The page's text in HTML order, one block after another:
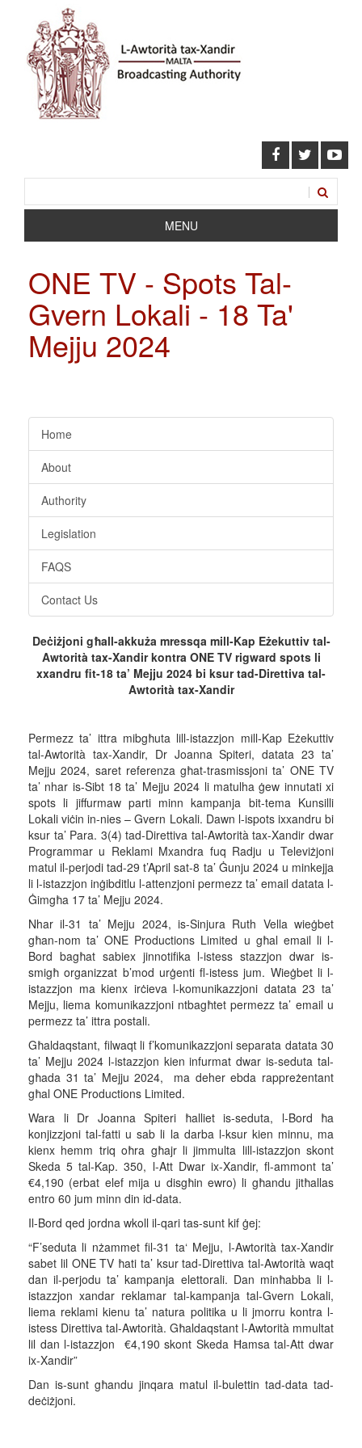
MENU
ONE TV - Spots Tal-
Gvern Lokali - 18 Ta'
Mejju 2024
Home
About
Authority
Legislation
FAQS
Contact Us
Deċiżjoni għall-akkuża mressqa mill-Kap Eżekuttiv tal-
Awtorità tax-Xandir kontra ONE TV rigward spots li
xxandru fit-18 ta’ Mejju 2024 bi ksur tad-Direttiva tal-
Awtorità tax-Xandir
Permezz ta’ ittra mibgħuta lill-istazzjon mill-Kap Eżekuttiv
tal-Awtorità tax-Xandir, Dr Joanna Spiteri, datata 23 ta’
Mejju 2024, saret referenza għat-trasmissjoni ta’ ONE TV
ta’ nhar is-Sibt 18 ta’ Mejju 2024 li matulha ġew innutati xi
spots li jiffurmaw parti minn kampanja bit-tema Kunsilli
Lokali viċin in-nies – Gvern Lokali. Dawn l-ispots ixxandru bi
ksur ta’ Para. 3(4) tad-Direttiva tal-Awtorità tax-Xandir dwar
Programmar u Reklami Mxandra fuq Radju u Televiżjoni
matul il-perjodi tad-29 t’April sat-8 ta’ Ġunju 2024 u minkejja
li l-istazzjon inġibditlu l-attenzjoni permezz ta’ email datata l-
Ġimgħa 17 ta’ Mejju 2024.
Nhar il-31 ta’ Mejju 2024, is-Sinjura Ruth Vella wieġbet
għan-nom ta’ ONE Productions Limited u għal email li l-
Bord bagħat sabiex jinnotifika l-istess stazzjon dwar is-
smigħ organizzat b’mod urġenti fl-istess jum. Wieġbet li l-
istazzjon ma kienx irċieva l-komunikazzjoni datata 23 ta’
Mejju, liema komunikazzjoni ntbagħtet permezz ta’ email u
permezz ta’ ittra postali.
Għaldaqstant, filwaqt li f’komunikazzjoni separata datata 30
ta’ Mejju 2024 l-istazzjon kien infurmat dwar is-seduta tal-
għada 31 ta’ Mejju 2024, ma deher ebda rappreżentant
għal ONE Productions Limited.
Wara li Dr Joanna Spiteri ħalliet is-seduta, l-Bord ħa
konjizzjoni tal-fatti u sab li la darba l-ksur kien minnu, ma
kienx hemm triq oħra għajr li jimmulta lill-istazzjon skont
Skeda 5 tal-Kap. 350, l-Att Dwar ix-Xandir, fl-ammont ta’
€4,190 (erbat elef mija u disgħin ewro) li għandu jitħallas
entro 60 jum minn din id-data.
Il-Bord qed jordna wkoll il-qari tas-sunt kif ġej:
“F’seduta li nżammet fil-31 ta‘ Mejju, l-Awtorità tax-Xandir
sabet lil ONE TV ħati ta’ ksur tad-Direttiva tal-Awtorità waqt
dan il-perjodu ta’ kampanja elettorali. Dan minħabba li l-
istazzjon xandar reklamar tal-kampanja tal-Gvern Lokali,
liema reklami kienu ta’ natura politika u li jmorru kontra l-
istess Direttiva tal-Awtorità. Għaldaqstant l-Awtorità mmultat
lil dan l-istazzjon €4,190 skont Skeda Ħamsa tal-Att dwar
ix-Xandir”
Dan is-sunt għandu jinqara matul il-bulettin tad-data tad-
deċiżjoni.